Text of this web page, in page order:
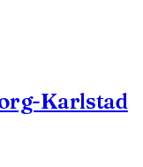
Karlstad